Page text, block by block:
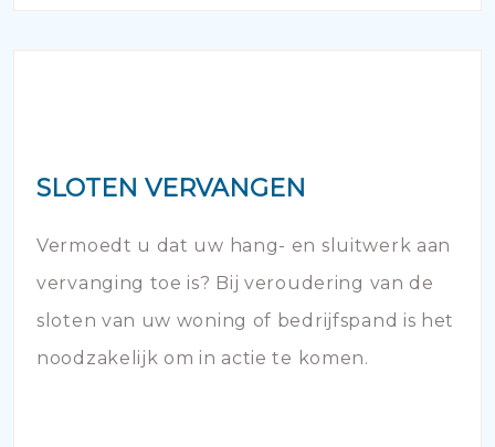
SLOTEN VERVANGEN
Vermoedt u dat uw hang- en sluitwerk aan
vervanging toe is? Bij veroudering van de
sloten van uw woning of bedrijfspand is het
noodzakelijk om in actie te komen.